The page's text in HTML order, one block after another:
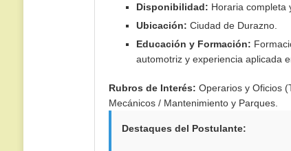
Disponibilidad: Horaria completa
Ubicación: Ciudad de Durazno.
Educación y Formación:
automotriz y experiencia aplicada
Rubros de Interés: Operarios y Oficios
Mecánicos / Mantenimiento y Parques.
Destaques del Postulante: